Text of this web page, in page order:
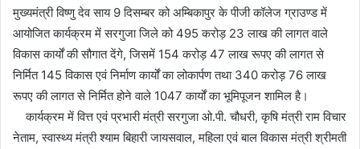
मुख्यमंत्री विष्णु देव साय 9 दिसम्बर को अम्बिकापुर के पीजी कॉलेज ग्राउण्ड में
आयोजित कार्यक्रम में सरगुजा जिले को 495 करोड़ 23 लाख की लागत वाले
विकास कार्यों की सौगात देंगे, जिसमें 154 करोड़ 47 लाख रूपए की लागत से
निर्मित 145 विकास एवं निर्माण कार्यों का लोकार्पण तथा 340 करोड़ 76 लाख
रूपए की लागत से निर्मित होने वाले 1047 कार्यों का भूमिपूजन शामिल है।
कार्यक्रम में वित्त एवं प्रभारी मंत्री सरगुजा ओ.पी. चौधरी, कृषि मंत्री राम विचार
नेताम, स्वास्थ्य मंत्री श्याम बिहारी जायसवाल, महिला एवं बाल विकास मंत्री श्रीमती